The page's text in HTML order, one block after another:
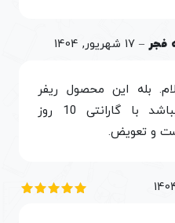
فجر – 17 شهریور, 1404
بله این محصول ریفر
میباشد با گارانتی 10 روز
و تعویض.